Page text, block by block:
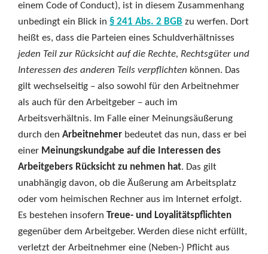
einem Code of Conduct), ist in diesem Zusammenhang
unbedingt ein Blick in § 241 Abs. 2 BGB zu werfen. Dort
heißt es, dass die Parteien eines Schuldverhältnisses
jeden Teil zur Rücksicht auf die Rechte, Rechtsgüter und
Interessen des anderen Teils verpflichten können. Das
gilt wechselseitig – also sowohl für den Arbeitnehmer
als auch für den Arbeitgeber – auch im
Arbeitsverhältnis. Im Falle einer Meinungsäußerung
durch den Arbeitnehmer bedeutet das nun, dass er bei
einer Meinungskundgabe auf die Interessen des
Arbeitgebers Rücksicht zu nehmen hat. Das gilt
unabhängig davon, ob die Äußerung am Arbeitsplatz
oder vom heimischen Rechner aus im Internet erfolgt.
Es bestehen insofern Treue- und Loyalitätspflichten
gegenüber dem Arbeitgeber. Werden diese nicht erfüllt,
verletzt der Arbeitnehmer eine (Neben-) Pflicht aus